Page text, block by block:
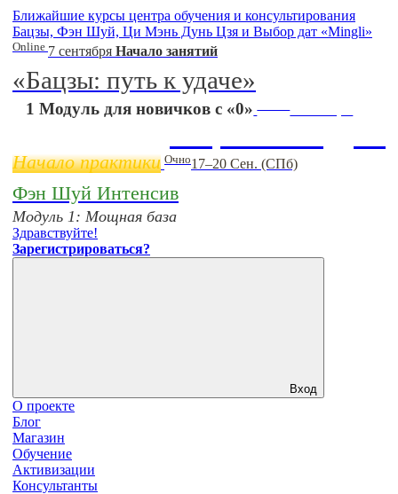
Ближайшие курсы центра обучения и консультирования
Бацзы, Фэн Шуй, Ци Мэнь Дунь Цзя и Выбор дат «Mingli»
Online 7 сентября Начало занятий
«Бацзы: путь к удаче»
1 Модуль для новичков с «0» 11 ноября
Начало практики Очно17–20 Сен. (СПб)
Фэн Шуй Интенсив
Модуль 1: Мощная база
Здравствуйте!
Зарегистрироваться?
Вход
О проекте
Блог
Магазин
Обучение
Активизации
Консультанты